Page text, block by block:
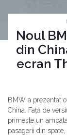
Noul
din
ecran
BMW a prezentat
China. Față de
primește un
pasagerii din